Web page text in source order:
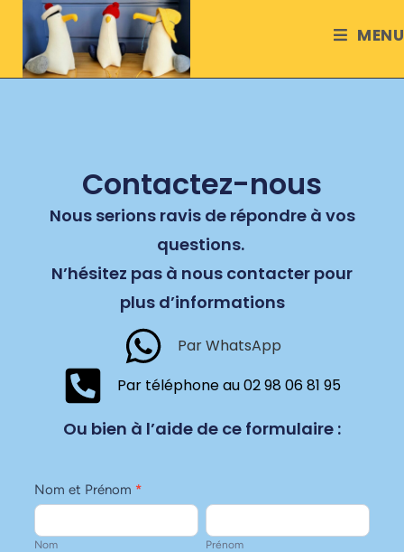
MENU
Contactez-nous
Nous serions ravis de répondre à vos
questions.
N’hésitez pas à nous contacter pour
plus d’informations
Par WhatsApp
Par téléphone au 02 98 06 81 95
Ou bien à l’aide de ce formulaire :
contact
Nom et Prénom *
Nom
Nom
Prénom
Prénom